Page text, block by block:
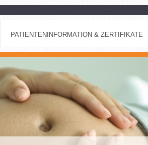
PATIENTENINFORMATION & ZERTIFIKATE